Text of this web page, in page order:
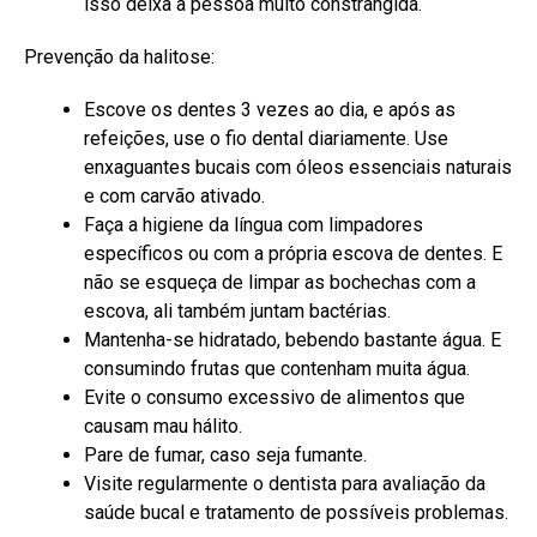
Prevenção da halitose:
Escove os dentes 3 vezes ao dia, e após as
refeições, use o fio dental diariamente. Use
enxaguantes bucais com óleos essenciais naturais
e com carvão ativado.
Faça a higiene da língua com limpadores
específicos ou com a própria escova de dentes. E
não se esqueça de limpar as bochechas com a
escova, ali também juntam bactérias.
Mantenha-se hidratado, bebendo bastante água. E
consumindo frutas que contenham muita água.
Evite o consumo excessivo de alimentos que
causam mau hálito.
Pare de fumar, caso seja fumante.
Visite regularmente o dentista para avaliação da
saúde bucal e tratamento de possíveis problemas.